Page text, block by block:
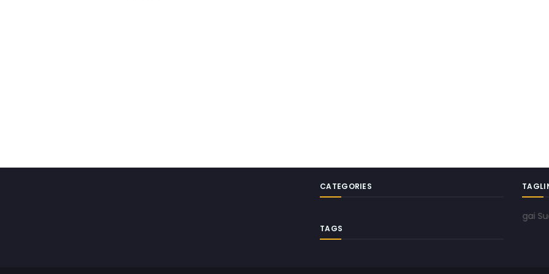
CATEGORIES
TAGS
www.pojokkota.com | Menilik Kabar Dari Berbagai Sudut